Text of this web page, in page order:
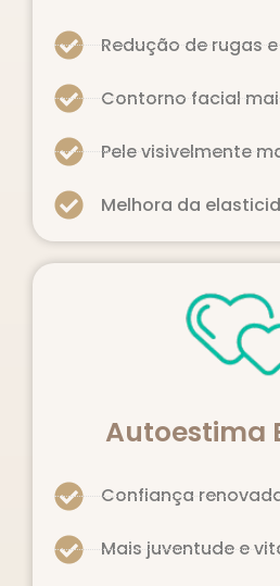
Redução de rugas
Contorno facial
Pele visivelmente
Melhora da
Autoestima
Confiança
Mais juventude e